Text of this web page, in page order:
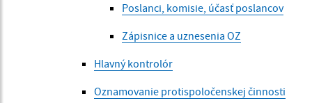
Poslanci, komisie, účasť poslancov
Zápisnice a uznesenia OZ
Hlavný kontrolór
Oznamovanie protispoločenskej činnosti